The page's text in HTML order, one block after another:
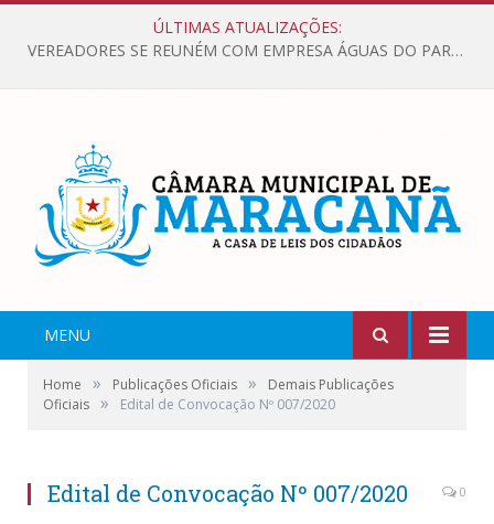
ÚLTIMAS ATUALIZAÇÕES:
VEREADORES SE REUNÉM COM EMPRESA ÁGUAS DO PARÁ, PARA APRESENTAR REIVINDICAÇÕES E MELHORIAS NA QUALIDADE DOS SERVIÇOS OFERECIDOS Á POPULAÇÃO.
MENU
Home » Publicações Oficiais »
Demais Publicações
Oficiais » Edital de Convocação Nº 007/2020
Edital de Convocação Nº 007/2020 0